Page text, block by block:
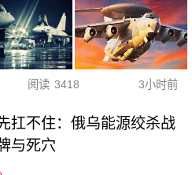
阅读 3418 3小时前
扛不住：俄乌能源绞杀战
与死穴